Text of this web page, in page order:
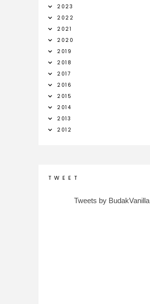
2023
2022
2021
2020
2019
2018
2017
2016
2015
2014
2013
2012
T W E E T
Tweets by BudakVanilla